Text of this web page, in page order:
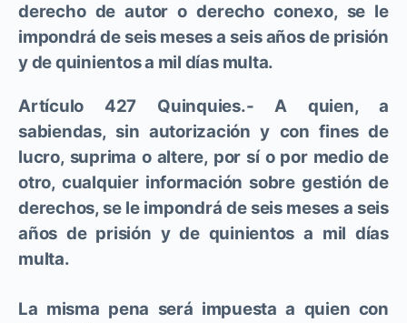
derecho de autor o derecho conexo, se le
impondrá de seis meses a seis años de prisión
y de quinientos a mil días multa.
Artículo 427 Quinquies.- A quien, a
sabiendas, sin autorización y con fines de
lucro, suprima o altere, por sí o por medio de
otro, cualquier información sobre gestión de
derechos, se le impondrá de seis meses a seis
años de prisión y de quinientos a mil días
multa.
La misma pena será impuesta a quien con